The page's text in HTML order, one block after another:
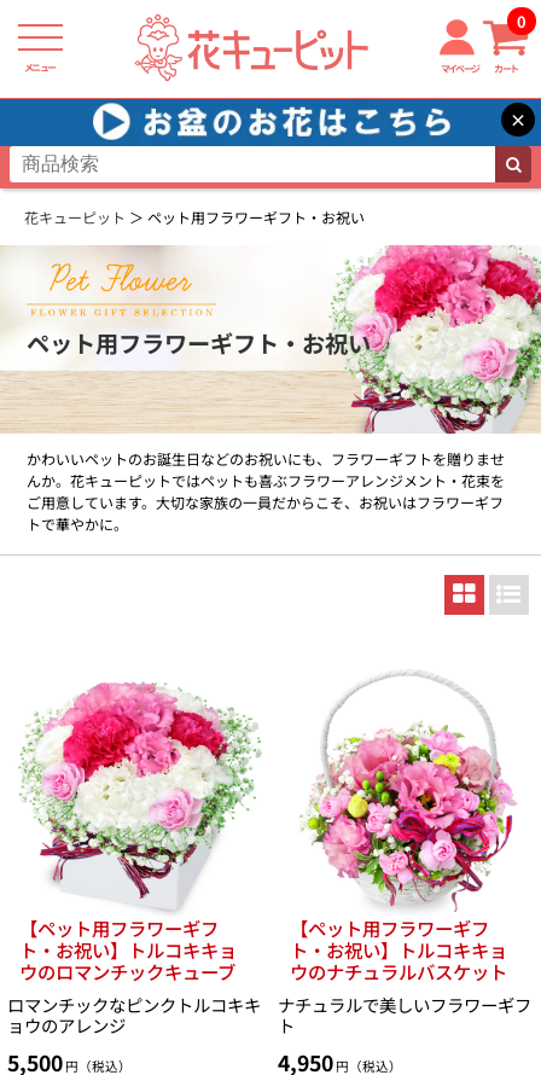
メニュー マイページ カート
0
×
花キューピット ペット用フラワーギフト・お祝い
ペット用フラワーギフト・お祝い
かわいいペットのお誕生日などのお祝いにも、フラワーギフトを贈りませ
んか。花キューピットではペットも喜ぶフラワーアレンジメント・花束を
ご用意しています。大切な家族の一員だからこそ、お祝いはフラワーギフ
トで華やかに。
【ペット用フラワーギフ
ト・お祝い】トルコキキョ
ウのロマンチックキューブ
ロマンチックなピンクトルコキキ
ョウのアレンジ
5,500 円（税込）
【ペット用フラワーギフ
ト・お祝い】トルコキキョ
ウのナチュラルバスケット
ナチュラルで美しいフラワーギフ
ト
4,950 円（税込）